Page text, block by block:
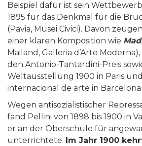
Beispiel dafür ist sein
1895 für das Denkmal für die
(Pavia, Musei Civici). Davon
einer klaren Komposition wie
Mailand, Galleria d’Arte
den Antonio-Tantardini-Preis
Weltausstellung 1900 in Paris
internacional de arte in Barcelona
Wegen antisozialistischer
fand Pellini von 1898 bis 1900 in
er an der Oberschule für
unterrichtete. Im Jahr 1900